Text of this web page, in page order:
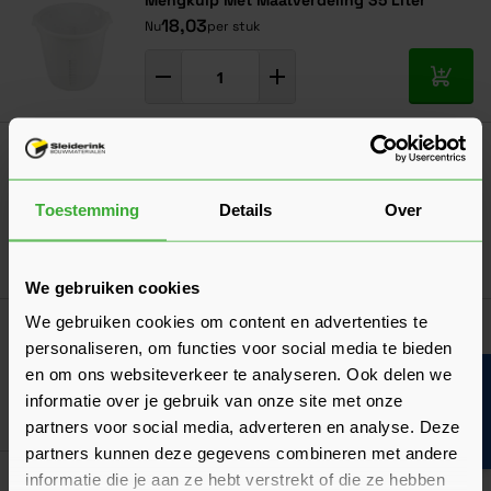
Toestemming Details Over
We gebruiken cookies
We gebruiken cookies om content en advertenties te
personaliseren, om functies voor social media te bieden
en om ons websiteverkeer te analyseren. Ook delen we
informatie over je gebruik van onze site met onze
partners voor social media, adverteren en analyse. Deze
partners kunnen deze gegevens combineren met andere
informatie die je aan ze hebt verstrekt of die ze hebben
Nu18,03per stuk
In
Super Prof Garde Voor Mortel, Gips en Lijm
Voor Boorkop 590x125 mm
per stuk
Kruiwagen 80L
Nu199,65per stuk
Klantrecensies